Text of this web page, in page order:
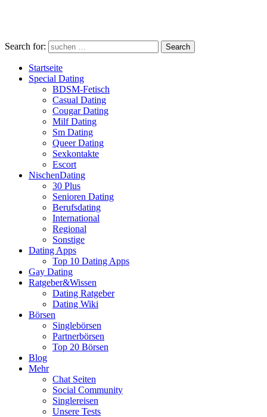
Search for: Search
Startseite
Special Dating
BDSM-Fetisch
Casual Dating
Cougar Dating
Milf Dating
Sm Dating
Queer Dating
Sexkontakte
Escort
NischenDating
30 Plus
Senioren Dating
Berufsdating
International
Regional
Sonstige
Dating Apps
Top 10 Dating Apps
Gay Dating
Ratgeber&Wissen
Dating Ratgeber
Dating Wiki
Börsen
Singlebörsen
Partnerbörsen
Top 20 Börsen
Blog
Mehr
Chat Seiten
Social Community
Singlereisen
Unsere Tests